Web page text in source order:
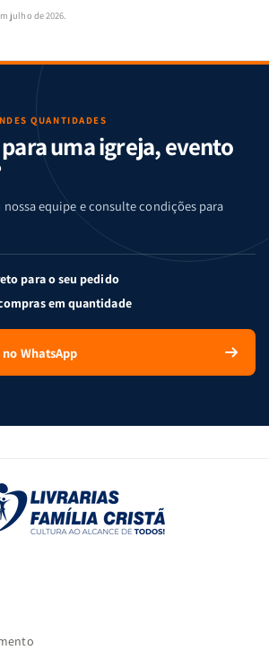
julho de 2026.
QUANTIDADES
uma igreja, evento
equipe e consulte condições para
para o seu pedido
em quantidade
WhatsApp